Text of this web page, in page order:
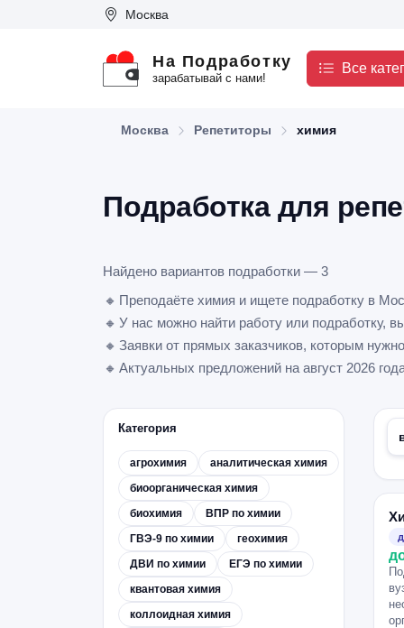
Москва
На Подработку
зарабатывай с нами!
Все
Москва Репетиторы химия
Подработка для
Найдено вариантов подработки — 3
🔸 Преподаёте химия и ищете подработку в
🔸 У нас можно найти работу или подработку,
🔸 Заявки от прямых заказчиков, которым
🔸 Актуальных предложений на август 2026
Категория
агрохимия
аналитическая химия
биоорганическая химия
биохимия
ВПР по химии
ГВЭ-9 по химии
геохимия
ДВИ по химии
ЕГЭ по химии
квантовая химия
коллоидная химия